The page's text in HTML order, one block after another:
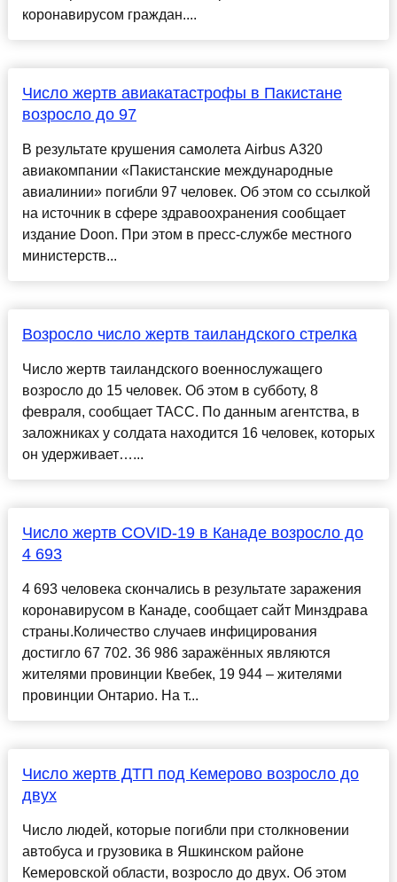
коронавирусом граждан....
Число жертв авиакатастрофы в Пакистане
возросло до 97
В результате крушения самолета Airbus A320
авиакомпании «Пакистанские международные
авиалинии» погибли 97 человек. Об этом со ссылкой
на источник в сфере здравоохранения сообщает
издание Doon. При этом в пресс-службе местного
министерств...
Возросло число жертв таиландского стрелка
Число жертв таиландского военнослужащего
возросло до 15 человек. Об этом в субботу, 8
февраля, сообщает ТАСС. По данным агентства, в
заложниках у солдата находится 16 человек, которых
он удерживает…...
Число жертв COVID-19 в Канаде возросло до
4 693
4 693 человека скончались в результате заражения
коронавирусом в Канаде, сообщает сайт Минздрава
страны.Количество случаев инфицирования
достигло 67 702. 36 986 заражённых являются
жителями провинции Квебек, 19 944 – жителями
провинции Онтарио. На т...
Число жертв ДТП под Кемерово возросло до
двух
Число людей, которые погибли при столкновении
автобуса и грузовика в Яшкинском районе
Кемеровской области, возросло до двух. Об этом